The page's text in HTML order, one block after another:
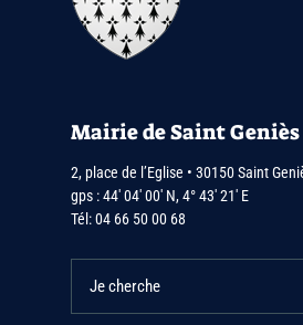
Mairie de Saint Geniès
2, place de l’Eglise • 30150 Saint
gps : 44′ 04′ 00′ N, 4° 43′ 21′ E
Tél:04 66 50 00 68